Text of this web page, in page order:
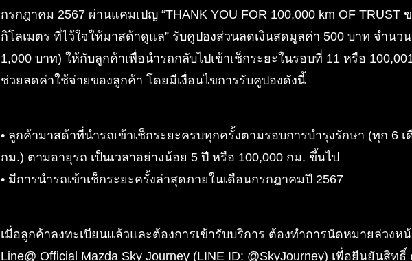
กรกฎาคม 2567 ผ่านแคมเปญ “THANK YOU FOR 100,000 km OF
กิโลเมตร ที่ไว้ใจให้มาสด้าดูแล” รับคูปองส่วนลดเงินสดมูลค่า 500 บาท จำนว
1,000 บาท) ให้กับลูกค้าเพื่อนำรถกลับไปเข้าเช็กระยะในรอบที่ 11 หรือ
ช่วยลดค่าใช้จ่ายของลูกค้า โดยมีเงื่อนไขการรับคูปองดังนี้
• ลูกค้ามาสด้าที่นำรถเข้าเช็กระยะครบทุกครั้งตามรอบการบำรุงรักษา (ทุก 6 เ
กม.) ตามอายุรถ เป็นเวลาอย่างน้อย 5 ปี หรือ 100,000 กม. ขึ้นไป
• มีการนำรถเข้าเช็กระยะครั้งล่าสุดภายในเดือนกรกฎาคมปี 2567
เมื่อลูกค้าลงทะเบียนแล้วและต้องการเข้ารับบริการ ต้องทำการนัดหมายล่วงห
Line@ Official Mazda Sky Journey (LINE ID: @SkyJourney) เพื่อยืนยันสิท